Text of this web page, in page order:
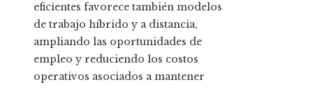
eficientes favorece también modelos
de trabajo híbrido y a distancia,
ampliando las oportunidades de
empleo y reduciendo los costos
operativos asociados a mantener